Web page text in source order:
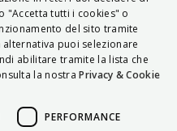
HUNGARIAN
DEUTSCH
POLSKI
PORTUGUÊS
"Accetta tutti i cookies" o
del sito tramite
puoi selezionare
abilitare tramite la lista che
la nostra Privacy & Cookie
PERFORMANCE